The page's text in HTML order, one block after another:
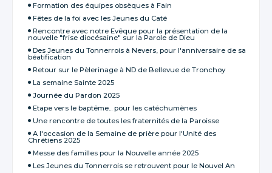
Formation des équipes obsèques à Fain
Fêtes de la foi avec les Jeunes du Caté
Rencontre avec notre Evêque pour la présentation de la
nouvelle "frise diocésaine" sur la Parole de Dieu
Des Jeunes du Tonnerrois à Nevers, pour l'anniversaire de sa
béatification
Retour sur le Pèlerinage à ND de Bellevue de Tronchoy
La semaine Sainte 2025
Journée du Pardon 2025
Etape vers le baptême... pour les catéchumènes
Une rencontre de toutes les fraternités de la Paroisse
A l'occasion de la Semaine de prière pour l'Unité des
Chrétiens 2025
Messe des familles pour la Nouvelle année 2025
Les Jeunes du Tonnerrois se retrouvent pour le Nouvel An